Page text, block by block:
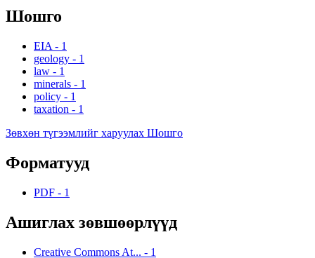
Шошго
EIA - 1
geology - 1
law - 1
minerals - 1
policy - 1
taxation - 1
Зөвхөн түгээмлийг харуулах Шошго
Форматууд
PDF - 1
Ашиглах зөвшөөрлүүд
Creative Commons At... - 1